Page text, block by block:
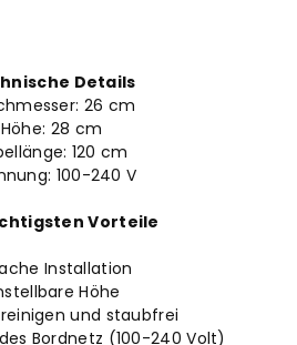
Details
26 cm
Höhe: 28 cm
120 cm
100-240 V
Vorteile
Installation
Höhe
und staubfrei
Bordnetz (100-240 Volt)